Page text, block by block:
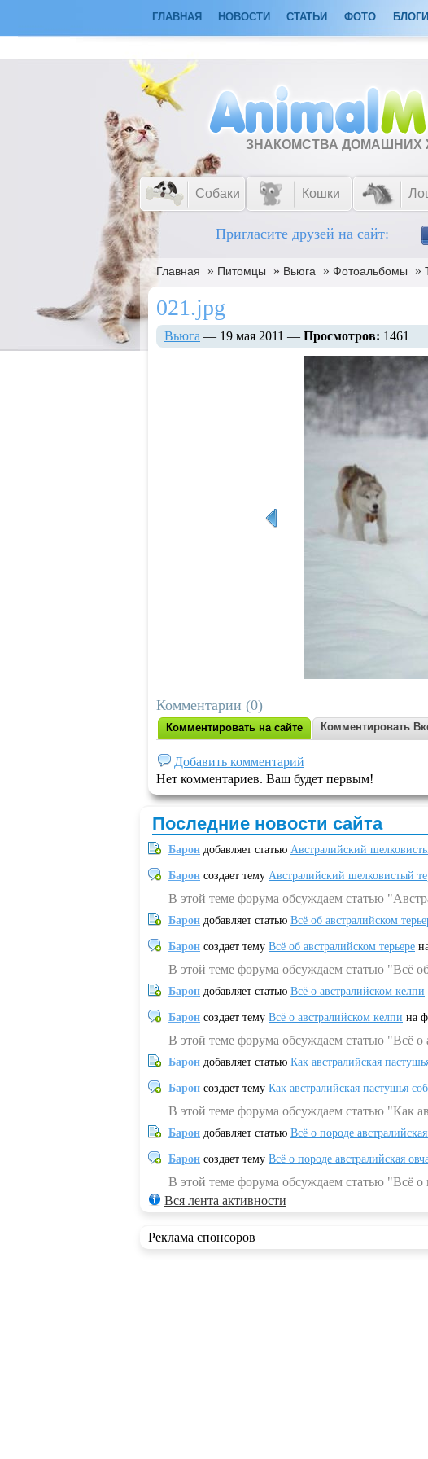
ГЛАВНАЯ НОВОСТИ СТАТЬИ ФОТО БЛОГИ
ЗНАКОМСТВА ДОМАШНИХ
Собаки Кошки
Пригласите друзей на сайт:
Главная » Питомцы » Вьюга » Фотоальбомы »
021.jpg
Вьюга — 19 мая 2011 — Просмотров: 1461
Комментарии (0)
Комментировать на сайте Комментировать
Добавить комментарий
Нет комментариев. Ваш будет первым!
Последние новости сайта
Барон добавляет статью Австралийский
Барон создает тему Австралийский шелковистый
В этой теме форума обсуждаем статью
Барон добавляет статью Всё об австралийском
Барон создает тему Всё об австралийском терьере
В этой теме форума обсуждаем статью "Всё
Барон добавляет статью Всё о австралийском келпи
Барон создает тему Всё о австралийском келпи на
В этой теме форума обсуждаем статью "Всё о
Барон добавляет статью Как австралийская
Барон создает тему Как австралийская пастушья
В этой теме форума обсуждаем статью "Как
Барон добавляет статью Всё о породе
Барон создает тему Всё о породе австралийская
В этой теме форума обсуждаем статью "Всё о
Вся лента активности
Реклама спонсоров